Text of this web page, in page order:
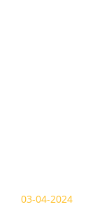
03-04-2024